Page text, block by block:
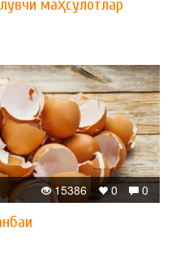
маҳсулотлар
0
0
15386